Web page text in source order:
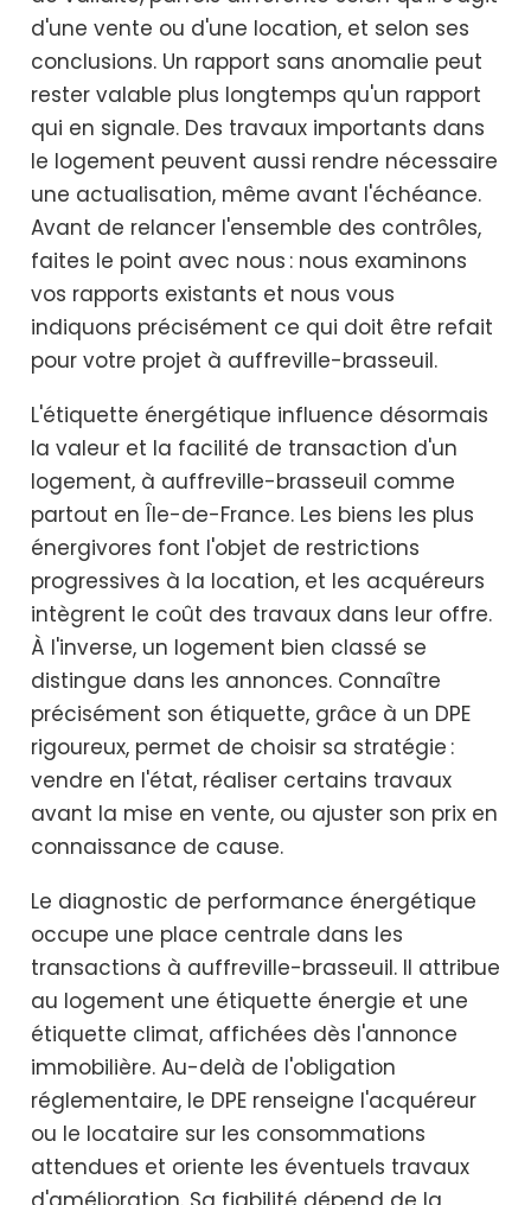
d'une vente ou d'une location, et selon ses
conclusions. Un rapport sans anomalie peut
rester valable plus longtemps qu'un rapport
qui en signale. Des travaux importants dans
le logement peuvent aussi rendre nécessaire
une actualisation, même avant l'échéance.
Avant de relancer l'ensemble des contrôles,
faites le point avec nous : nous examinons
vos rapports existants et nous vous
indiquons précisément ce qui doit être refait
pour votre projet à auffreville-brasseuil.
L'étiquette énergétique influence désormais
la valeur et la facilité de transaction d'un
logement, à auffreville-brasseuil comme
partout en Île-de-France. Les biens les plus
énergivores font l'objet de restrictions
progressives à la location, et les acquéreurs
intègrent le coût des travaux dans leur offre.
À l'inverse, un logement bien classé se
distingue dans les annonces. Connaître
précisément son étiquette, grâce à un DPE
rigoureux, permet de choisir sa stratégie :
vendre en l'état, réaliser certains travaux
avant la mise en vente, ou ajuster son prix en
connaissance de cause.
Le diagnostic de performance énergétique
occupe une place centrale dans les
transactions à auffreville-brasseuil. Il attribue
au logement une étiquette énergie et une
étiquette climat, affichées dès l'annonce
immobilière. Au-delà de l'obligation
réglementaire, le DPE renseigne l'acquéreur
ou le locataire sur les consommations
attendues et oriente les éventuels travaux